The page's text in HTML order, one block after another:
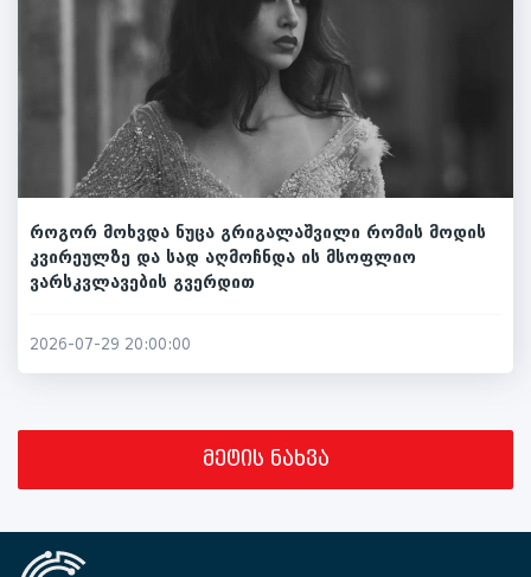
როგორ მოხვდა ნუცა გრიგალაშვილი რომის მოდის
კვირეულზე და სად აღმოჩნდა ის მსოფლიო
ვარსკვლავების გვერდით
2026-07-29 20:00:00
მეტის ნახვა